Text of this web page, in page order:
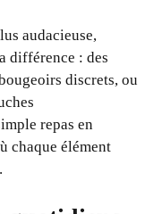
audacieuse,
différence : des
discrets, ou
repas en
chaque élément